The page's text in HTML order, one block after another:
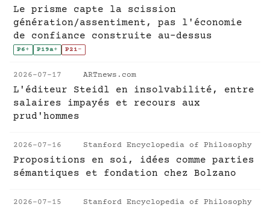
Le prisme capte la scission
génération/assentiment, pas l'économie
de confiance construite au-dessus
P6+ P19a+ P21-
2026-07-17 ARTnews.com
L'éditeur Steidl en insolvabilité, entre
salaires impayés et recours aux
prud'hommes
2026-07-16 Stanford Encyclopedia of Philosophy
Propositions en soi, idées comme parties
sémantiques et fondation chez Bolzano
2026-07-15 Stanford Encyclopedia of Philosophy